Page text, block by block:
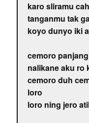
karo sliramu
tanganmu tak
koyo dunyo iki
cemoro
nalikane aku ro
cemoro duh
loro
loro ning jero